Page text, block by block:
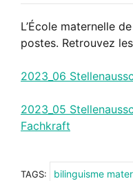
L’École maternelle
postes. Retrouvez
2023_06
2023_05
Fachkraft
TAGS: bilinguisme